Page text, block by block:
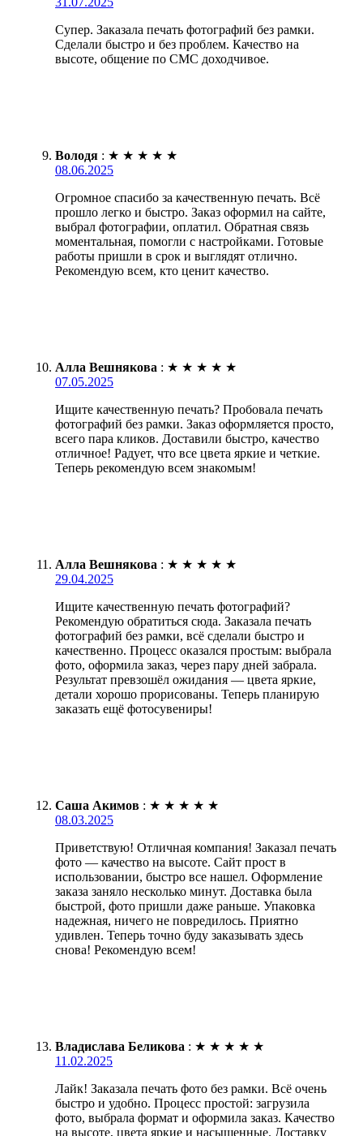
Супер. Заказала печать фотографий без рамки.
Сделали быстро и без проблем. Качество на
высоте, общение по СМС доходчивое.
Володя : ★ ★ ★ ★ ★
08.06.2025
Огромное спасибо за качественную печать. Всё
прошло легко и быстро. Заказ оформил на сайте,
выбрал фотографии, оплатил. Обратная связь
моментальная, помогли с настройками. Готовые
работы пришли в срок и выглядят отлично.
Рекомендую всем, кто ценит качество.
Алла Вешнякова : ★ ★ ★ ★ ★
07.05.2025
Ищите качественную печать? Пробовала печать
фотографий без рамки. Заказ оформляется просто,
всего пара кликов. Доставили быстро, качество
отличное! Радует, что все цвета яркие и четкие.
Теперь рекомендую всем знакомым!
Алла Вешнякова : ★ ★ ★ ★ ★
29.04.2025
Ищите качественную печать фотографий?
Рекомендую обратиться сюда. Заказала печать
фотографий без рамки, всё сделали быстро и
качественно. Процесс оказался простым: выбрала
фото, оформила заказ, через пару дней забрала.
Результат превзошёл ожидания — цвета яркие,
детали хорошо прорисованы. Теперь планирую
заказать ещё фотосувениры!
Саша Акимов : ★ ★ ★ ★ ★
08.03.2025
Приветствую! Отличная компания! Заказал печать
фото — качество на высоте. Сайт прост в
использовании, быстро все нашел. Оформление
заказа заняло несколько минут. Доставка была
быстрой, фото пришли даже раньше. Упаковка
надежная, ничего не повредилось. Приятно
удивлен. Теперь точно буду заказывать здесь
снова! Рекомендую всем!
Владислава Беликова : ★ ★ ★ ★ ★
11.02.2025
Лайк! Заказала печать фото без рамки. Всё очень
быстро и удобно. Процесс простой: загрузила
фото, выбрала формат и оформила заказ. Качество
на высоте, цвета яркие и насыщенные. Доставку